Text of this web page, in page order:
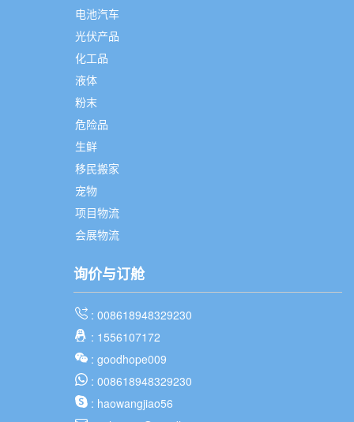
电池汽车
光伏产品
化工品
液体
粉末
危险品
生鲜
移民搬家
宠物
项目物流
会展物流
询价与订舱
: 008618948329230
: 1556107172
: goodhope009
: 008618948329230
: haowangjiao56